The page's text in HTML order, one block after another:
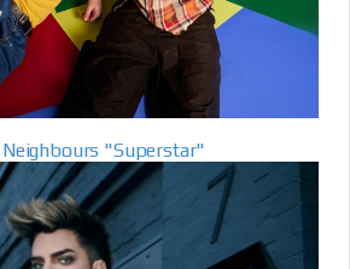
Neighbours "Superstar"